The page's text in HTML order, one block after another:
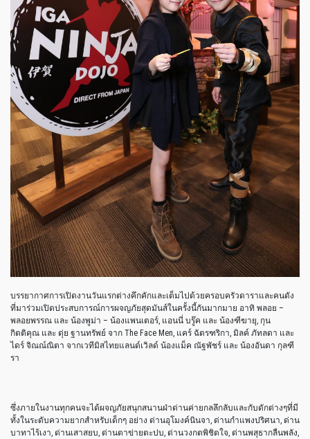
บรรยากาศการเปิดงานวันแรกต่างคึกคักและเต็มไปด้วยครอบครัวดาราและคนดัง
ที่มาร่วมเปิดประสบการณ์การผจญภัยสุดมันส์ในครั้งนี้กันมากมาย อาทิ พลอย –
พลอยพรรณ และ น้องพูม่า – น้องแพนเตอร์, แอนนี่ บรู๊ค และ น้องฑีฆายุ, กุน
กิตติคุณ และ ดุ่ย ฐานทรัพย์ จาก The Face Men, แคร์ ฉัตรฑริกา, มิลค์ ภัทลดา และ
ไดร์ จิณณ์ณิตา จากเวทีมิสไทยแลนด์เวิลด์ น้องแม็ค ณัฐพัชร์ และ น้องอันดา กุลฑี
รา
ซึ่งภายในงานทุกคนจะได้ผจญภัยสนุกสนานฝ่าด่านค่ายกลลึกลับและกับดักต่างๆที่มี
ทั้งในระดับความยากสำหรับเด็กๆ อย่าง ด่านอุโมงค์นินจา, ด่านกำแพงปริศนา, ด่าน
บาทาไร้เงา, ด่านเสาสยบ, ด่านตาข่ายตะปบ, ด่านวงกตพิชิตใจ, ด่านพสุธากลืนพลัง,